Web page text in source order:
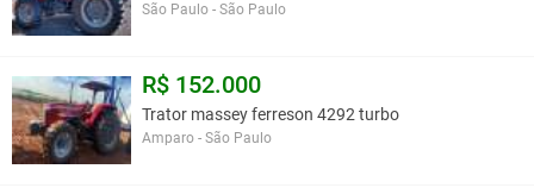
São Paulo - São Paulo
R$ 152.000
Trator massey ferreson 4292 turbo
Amparo - São Paulo